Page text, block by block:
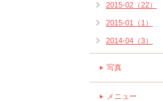
2015-02（22）
2015-01（1）
2014-04（3）
写真
メニュー